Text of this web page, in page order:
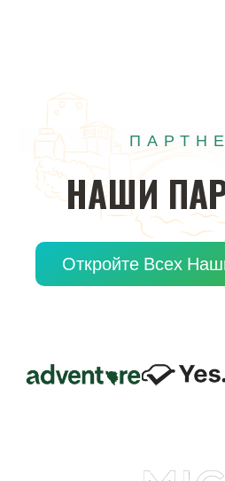
НАШИ
Откройте Всех